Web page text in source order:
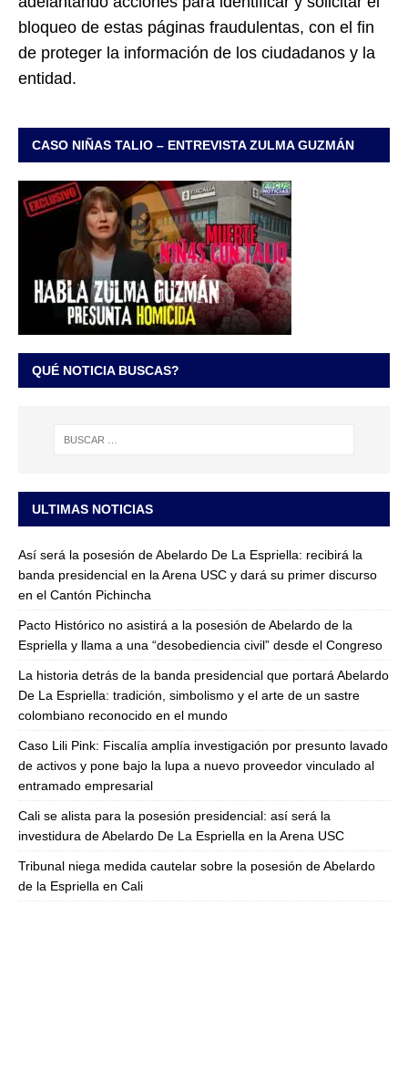
bloqueo de estas páginas fraudulentas, con el fin
de proteger la información de los ciudadanos y la
entidad.
CASO NIÑAS TALIO – ENTREVISTA ZULMA GUZMÁN
QUÉ NOTICIA BUSCAS?
ULTIMAS NOTICIAS
Así será la posesión de Abelardo De La Espriella: recibirá la
banda presidencial en la Arena USC y dará su primer discurso
en el Cantón Pichincha
Pacto Histórico no asistirá a la posesión de Abelardo de la
Espriella y llama a una “desobediencia civil” desde el Congreso
La historia detrás de la banda presidencial que portará Abelardo
De La Espriella: tradición, simbolismo y el arte de un sastre
colombiano reconocido en el mundo
Caso Lili Pink: Fiscalía amplía investigación por presunto lavado
de activos y pone bajo la lupa a nuevo proveedor vinculado al
entramado empresarial
Cali se alista para la posesión presidencial: así será la
investidura de Abelardo De La Espriella en la Arena USC
Tribunal niega medida cautelar sobre la posesión de Abelardo
de la Espriella en Cali